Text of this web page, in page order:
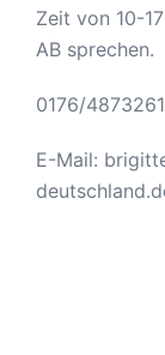
Zeit von 10-
AB sprechen.
0176/
E-Mail: